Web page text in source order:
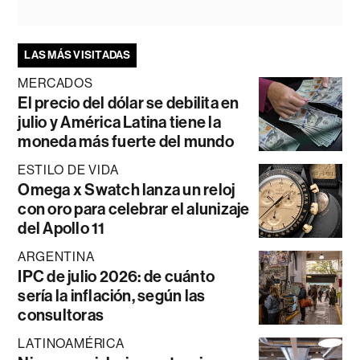
LAS MÁS VISITADAS
MERCADOS
El precio del dólar se debilita en
julio y América Latina tiene la
moneda más fuerte del mundo
ESTILO DE VIDA
Omega x Swatch lanza un reloj
con oro para celebrar el alunizaje
del Apollo 11
ARGENTINA
IPC de julio 2026: de cuánto
sería la inflación, según las
consultoras
LATINOAMÉRICA